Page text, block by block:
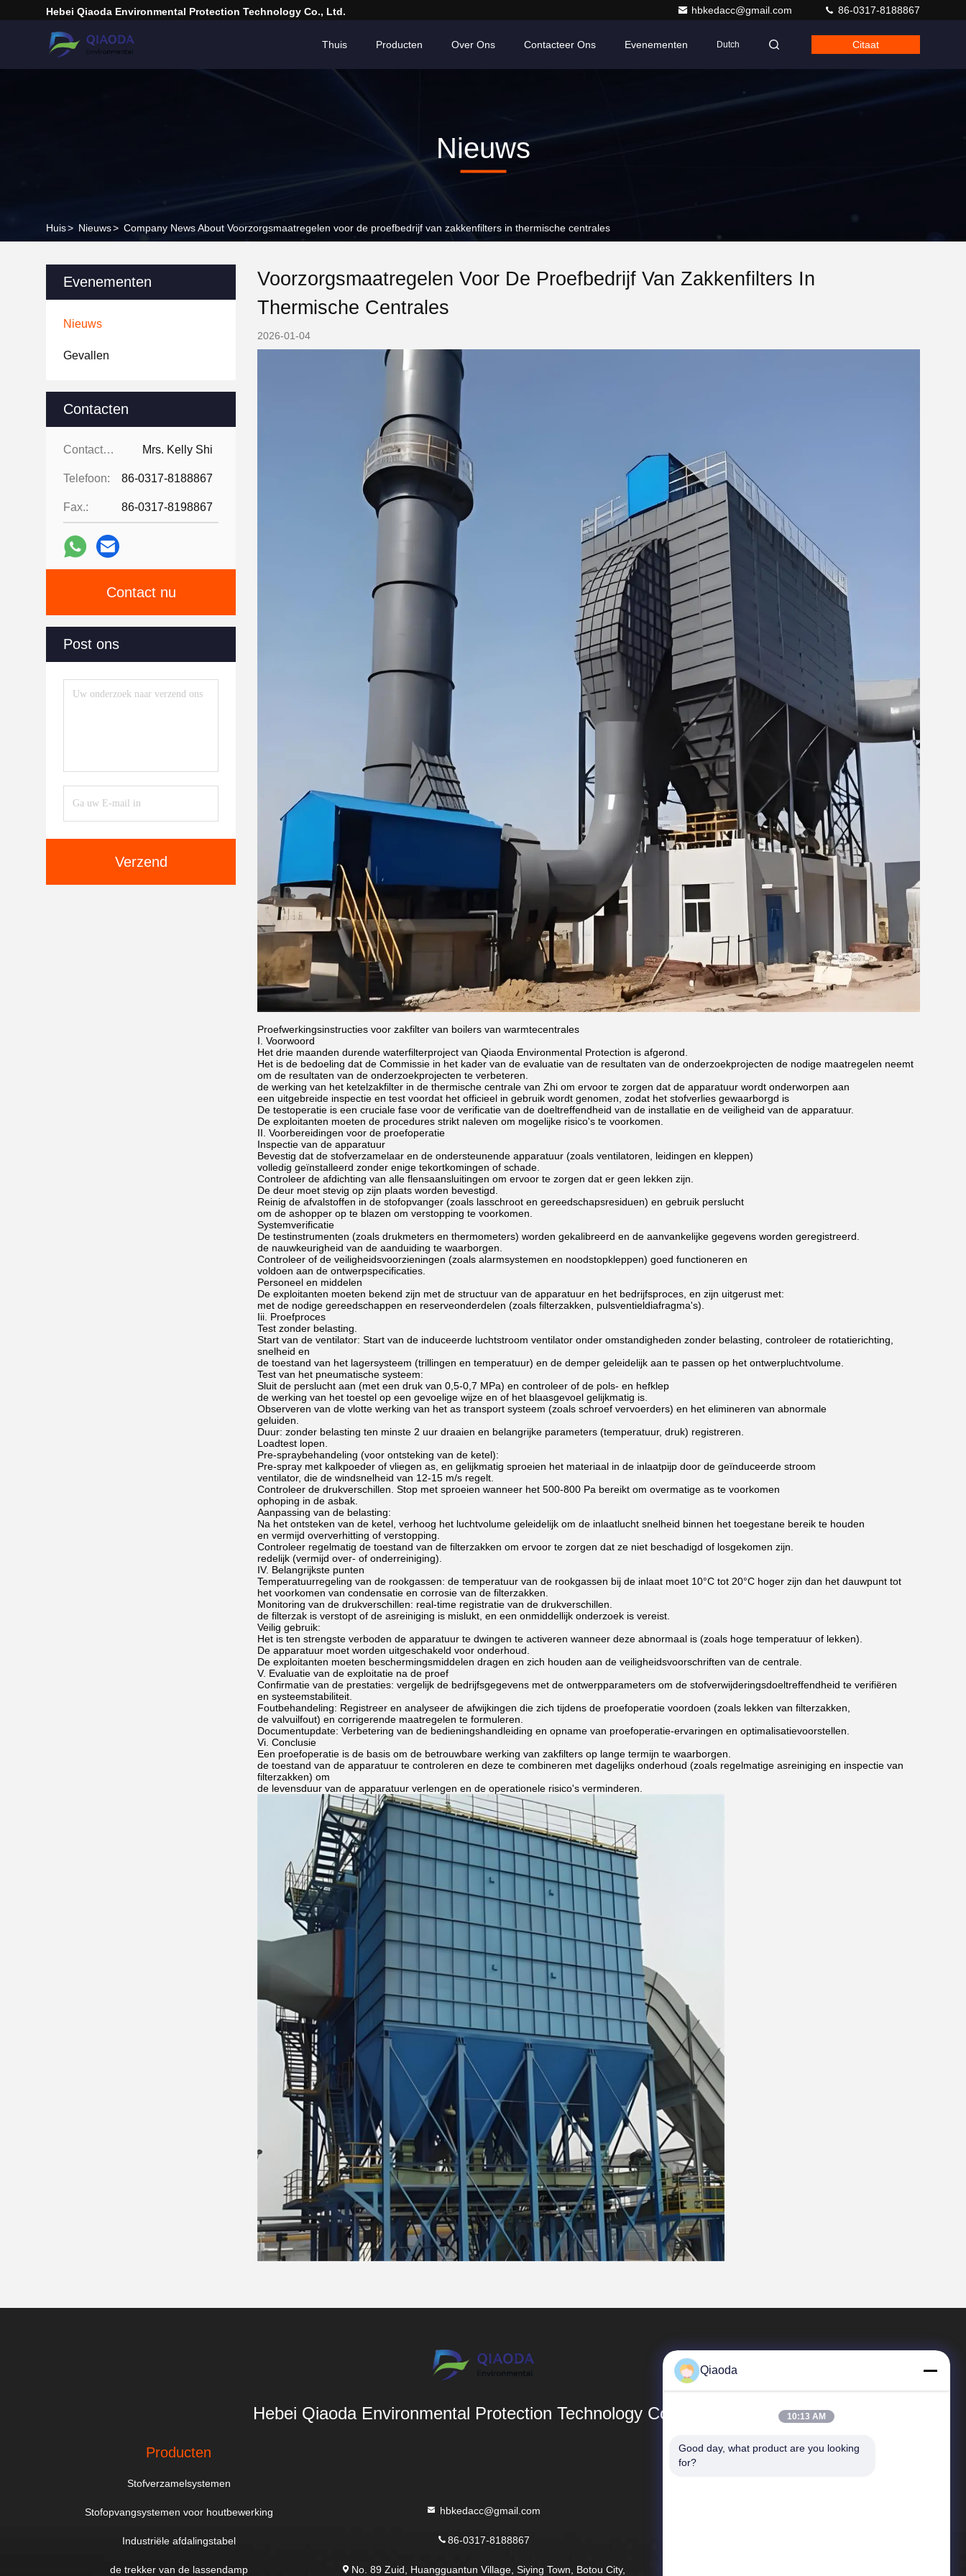
Hebei Qiaoda Environmental Protection Technology Co., Ltd. hbkedacc@gmail.com 86-0317-8188867
Thuis Producten Over Ons Contacteer Ons Evenementen Dutch Citaat
Nieuws
Huis> Nieuws> Company News About Voorzorgsmaatregelen voor de proefbedrijf van zakkenfilters in thermische centrales
Evenementen
Nieuws
Gevallen
Contacten
Contacten: Mrs. Kelly Shi
Telefoon: 86-0317-8188867
Fax.: 86-0317-8198867
Contact nu
Post ons
Verzend
Voorzorgsmaatregelen Voor De Proefbedrijf Van Zakkenfilters In
Thermische Centrales
2026-01-04
Proefwerkingsinstructies voor zakfilter van boilers van warmtecentrales
I. Voorwoord
Het drie maanden durende waterfilterproject van Qiaoda Environmental Protection is afgerond.
Het is de bedoeling dat de Commissie in het kader van de evaluatie van de resultaten van de onderzoekprojecten de nodige maatregelen neemt
om de resultaten van de onderzoekprojecten te verbeteren.
de werking van het ketelzakfilter in de thermische centrale van Zhi om ervoor te zorgen dat de apparatuur wordt onderworpen aan
een uitgebreide inspectie en test voordat het officieel in gebruik wordt genomen, zodat het stofverlies gewaarborgd is
De testoperatie is een cruciale fase voor de verificatie van de doeltreffendheid van de installatie en de veiligheid van de apparatuur.
De exploitanten moeten de procedures strikt naleven om mogelijke risico's te voorkomen.
II. Voorbereidingen voor de proefoperatie
Inspectie van de apparatuur
Bevestig dat de stofverzamelaar en de ondersteunende apparatuur (zoals ventilatoren, leidingen en kleppen)
volledig geïnstalleerd zonder enige tekortkomingen of schade.
Controleer de afdichting van alle flensaansluitingen om ervoor te zorgen dat er geen lekken zijn.
De deur moet stevig op zijn plaats worden bevestigd.
Reinig de afvalstoffen in de stofopvanger (zoals lasschroot en gereedschapsresiduen) en gebruik perslucht
om de ashopper op te blazen om verstopping te voorkomen.
Systemverificatie
De testinstrumenten (zoals drukmeters en thermometers) worden gekalibreerd en de aanvankelijke gegevens worden geregistreerd.
de nauwkeurigheid van de aanduiding te waarborgen.
Controleer of de veiligheidsvoorzieningen (zoals alarmsystemen en noodstopkleppen) goed functioneren en
voldoen aan de ontwerpspecificaties.
Personeel en middelen
De exploitanten moeten bekend zijn met de structuur van de apparatuur en het bedrijfsproces, en zijn uitgerust met:
met de nodige gereedschappen en reserveonderdelen (zoals filterzakken, pulsventieldiafragma's).
Iii. Proefproces
Test zonder belasting.
Start van de ventilator: Start van de induceerde luchtstroom ventilator onder omstandigheden zonder belasting, controleer de rotatierichting,
snelheid en
de toestand van het lagersysteem (trillingen en temperatuur) en de demper geleidelijk aan te passen op het ontwerpluchtvolume.
Test van het pneumatische systeem:
Sluit de perslucht aan (met een druk van 0,5-0,7 MPa) en controleer of de pols- en hefklep
de werking van het toestel op een gevoelige wijze en of het blaasgevoel gelijkmatig is.
Observeren van de vlotte werking van het as transport systeem (zoals schroef vervoerders) en het elimineren van abnormale
geluiden.
Duur: zonder belasting ten minste 2 uur draaien en belangrijke parameters (temperatuur, druk) registreren.
Loadtest lopen.
Pre-spraybehandeling (voor ontsteking van de ketel):
Pre-spray met kalkpoeder of vliegen as, en gelijkmatig sproeien het materiaal in de inlaatpijp door de geïnduceerde stroom
ventilator, die de windsnelheid van 12-15 m/s regelt.
Controleer de drukverschillen. Stop met sproeien wanneer het 500-800 Pa bereikt om overmatige as te voorkomen
ophoping in de asbak.
Aanpassing van de belasting:
Na het ontsteken van de ketel, verhoog het luchtvolume geleidelijk om de inlaatlucht snelheid binnen het toegestane bereik te houden
en vermijd oververhitting of verstopping.
Controleer regelmatig de toestand van de filterzakken om ervoor te zorgen dat ze niet beschadigd of losgekomen zijn.
redelijk (vermijd over- of onderreiniging).
IV. Belangrijkste punten
Temperatuurregeling van de rookgassen: de temperatuur van de rookgassen bij de inlaat moet 10°C tot 20°C hoger zijn dan het dauwpunt tot
het voorkomen van condensatie en corrosie van de filterzakken.
Monitoring van de drukverschillen: real-time registratie van de drukverschillen.
de filterzak is verstopt of de asreiniging is mislukt, en een onmiddellijk onderzoek is vereist.
Veilig gebruik:
Het is ten strengste verboden de apparatuur te dwingen te activeren wanneer deze abnormaal is (zoals hoge temperatuur of lekken).
De apparatuur moet worden uitgeschakeld voor onderhoud.
De exploitanten moeten beschermingsmiddelen dragen en zich houden aan de veiligheidsvoorschriften van de centrale.
V. Evaluatie van de exploitatie na de proef
Confirmatie van de prestaties: vergelijk de bedrijfsgegevens met de ontwerpparameters om de stofverwijderingsdoeltreffendheid te verifiëren
en systeemstabiliteit.
Foutbehandeling: Registreer en analyseer de afwijkingen die zich tijdens de proefoperatie voordoen (zoals lekken van filterzakken,
de valvuilfout) en corrigerende maatregelen te formuleren.
Documentupdate: Verbetering van de bedieningshandleiding en opname van proefoperatie-ervaringen en optimalisatievoorstellen.
Vi. Conclusie
Een proefoperatie is de basis om de betrouwbare werking van zakfilters op lange termijn te waarborgen.
de toestand van de apparatuur te controleren en deze te combineren met dagelijks onderhoud (zoals regelmatige asreiniging en inspectie van
filterzakken) om
de levensduur van de apparatuur verlengen en de operationele risico's verminderen.
Hebei Qiaoda Environmental Protection Technology Co., Ltd.
Producten
Stofverzamelsystemen
Stofopvangsystemen voor houtbewerking
Industriële afdalingstabel
de trekker van de lassendamp
hbkedacc@gmail.com
86-0317-8188867
No. 89 Zuid, Huangguantun Village, Siying Town, Botou City,
Snelkoppelingen
Qiaoda
10:13 AM
Good day, what product are you looking
for?